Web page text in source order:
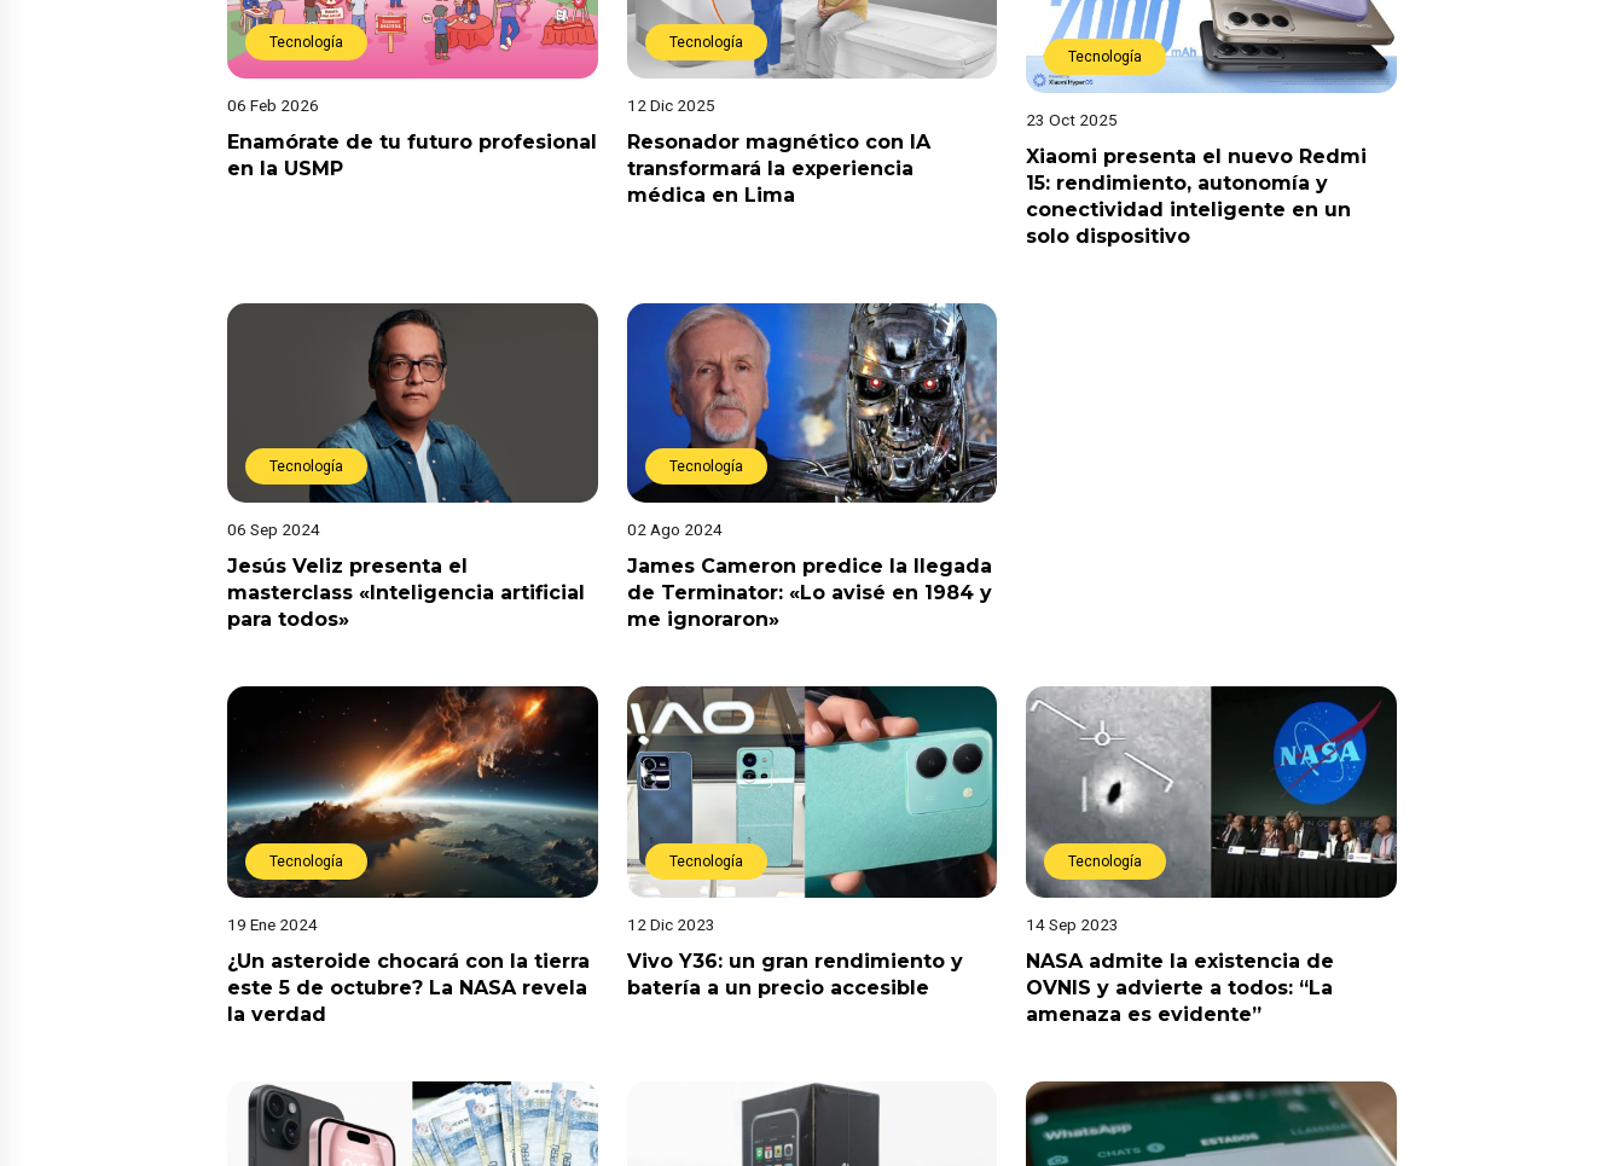
Tecnología
06 Feb 2026
Enamórate de tu futuro profesional
en la USMP
Tecnología
12 Dic 2025
Resonador magnético con IA
transformará la experiencia
médica en Lima
Tecnología
23 Oct 2025
Xiaomi presenta el nuevo Redmi
15: rendimiento, autonomía y
conectividad inteligente en un
solo dispositivo
Tecnología
06 Sep 2024
Jesús Veliz presenta el
masterclass «Inteligencia artificial
para todos»
Tecnología
02 Ago 2024
James Cameron predice la llegada
de Terminator: «Lo avisé en 1984 y
me ignoraron»
Tecnología
19 Ene 2024
¿Un asteroide chocará con la tierra
este 5 de octubre? La NASA revela
la verdad
Tecnología
12 Dic 2023
Vivo Y36: un gran rendimiento y
batería a un precio accesible
Tecnología
14 Sep 2023
NASA admite la existencia de
OVNIS y advierte a todos: “La
amenaza es evidente”